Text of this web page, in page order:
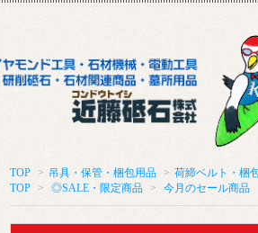
TOP > 吊具・保管・梱包用品 > 荷締ベルト・梱
TOP
> ◎SALE・限定商品 > 今月のセール商品